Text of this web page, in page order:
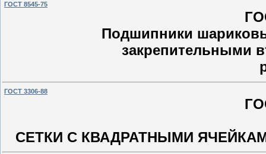
ГОСТ 8545-75
Подшипники
закрепительными
ГОСТ 3306-88
СЕТКИ С КВАДРАТНЫМИ